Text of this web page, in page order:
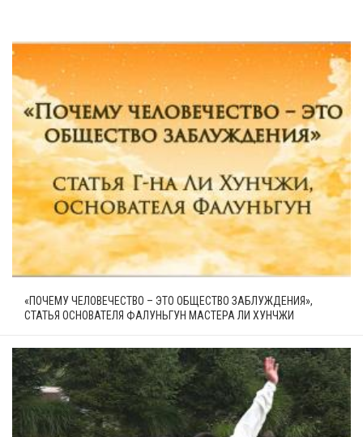
«ПОЧЕМУ ЧЕЛОВЕЧЕСТВО – ЭТО ОБЩЕСТВО ЗАБЛУЖДЕНИЯ»,
СТАТЬЯ ОСНОВАТЕЛЯ ФАЛУНЬГУН МАСТЕРА ЛИ ХУНЧЖИ